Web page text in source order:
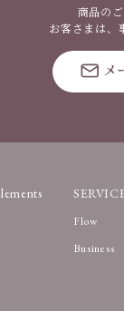
商品の
お客さまは、
メ
Flow
Business